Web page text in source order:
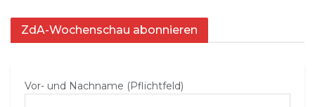
ZdA-Wochenschau abonnieren
Vor- und Nachname (Pflichtfeld)